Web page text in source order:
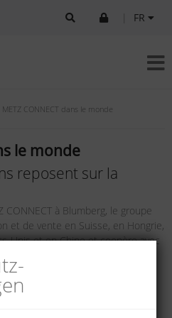
FR
METZ CONNECT dans le monde
le monde
reposent sur la
CONNECT à Blumberg, le groupe
et de vente en Suisse, en Hongrie,
Unis et en Chine et coopère avec
plus de 26 pays.